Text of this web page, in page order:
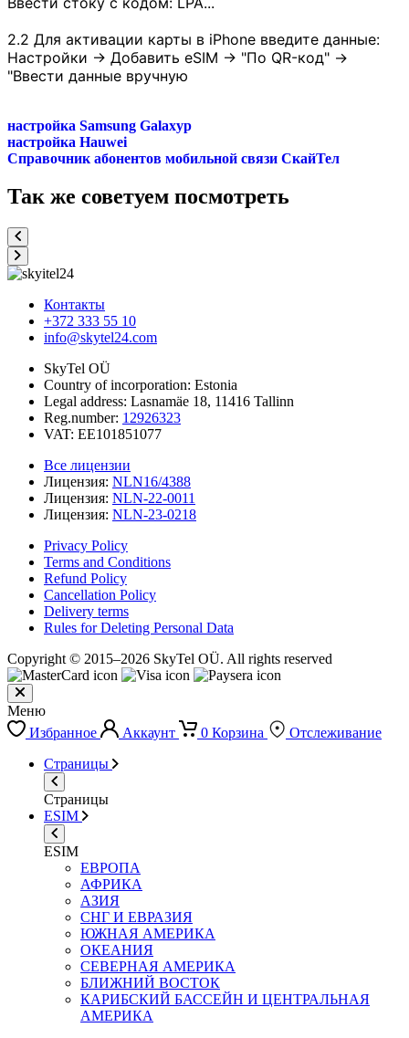
2.2 Для активации карты в iPhone введите данные:
Настройки -> Добавить eSIM -> "По QR-код" ->
"Ввести данные вручную
настройка Samsung Galaxyp
настройка Hauwei
Справочник абонентов мобильной связи СкайТел
Так же советуем посмотреть
Контакты
+372 333 55 10
info@skytel24.com
SkyTel OÜ
Country of incorporation: Estonia
Legal address: Lasnamäe 18, 11416 Tallinn
Reg.number: 12926323
VAT: EE101851077
Все лицензии
Лицензия: NLN16/4388
Лицензия: NLN-22-0011
Лицензия: NLN-23-0218
Privacy Policy
Terms and Conditions
Refund Policy
Cancellation Policy
Delivery terms
Rules for Deleting Personal Data
Copyright © 2015–2026 SkyTel OÜ. All rights reserved
Меню
Избранное
Аккаунт 0 Корзина
Отслеживание
Страницы
Страницы
ESIM
ESIM
ЕВРОПА
АФРИКА
АЗИЯ
СНГ И ЕВРАЗИЯ
ЮЖНАЯ АМЕРИКА
ОКЕАНИЯ
СЕВЕРНАЯ АМЕРИКА
БЛИЖНИЙ ВОСТОК
КАРИБСКИЙ БАССЕЙН И ЦЕНТРАЛЬНАЯ
АМЕРИКА